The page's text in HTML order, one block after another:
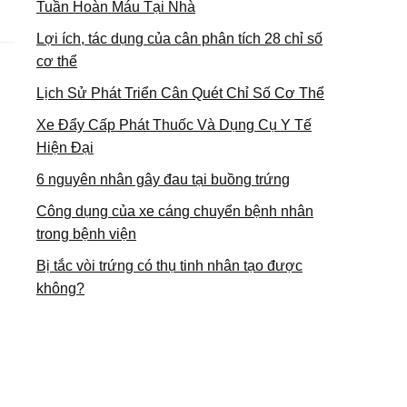
Tuần Hoàn Máu Tại Nhà
Lợi ích, tác dụng của cân phân tích 28 chỉ số
cơ thể
Lịch Sử Phát Triển Cân Quét Chỉ Số Cơ Thể
Xe Đẩy Cấp Phát Thuốc Và Dụng Cụ Y Tế
Hiện Đại
6 nguyên nhân gây đau tại buồng trứng
Công dụng của xe cáng chuyển bệnh nhân
trong bệnh viện
Bị tắc vòi trứng có thụ tinh nhân tạo được
không?